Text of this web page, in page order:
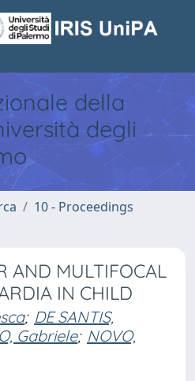
della
degli
10 - Proceedings
AND MULTIFOCAL
IN CHILD
; DE SANTIS,
Gabriele; NOVO,